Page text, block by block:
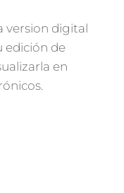
version digital
edición de
en